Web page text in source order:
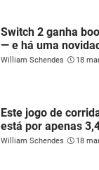
Switch 2 ganha
— e há uma
William Schendes 18
Este jogo de
está por apenas
William Schendes 18